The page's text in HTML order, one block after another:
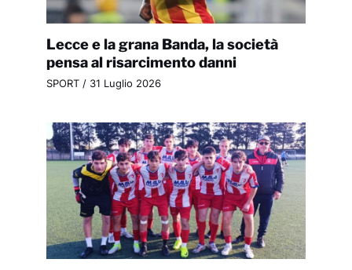
Lecce e la grana Banda, la società
pensa al risarcimento danni
SPORT/ 31 Luglio 2026